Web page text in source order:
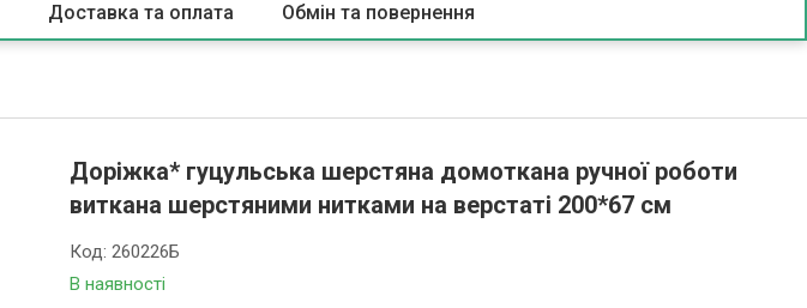
Доставка та оплата Обмін та повернення
Доріжка* гуцульська шерстяна домоткана ручної роботи
виткана шерстяними нитками на верстаті 200*67 см
В наявності
Код:260226Б